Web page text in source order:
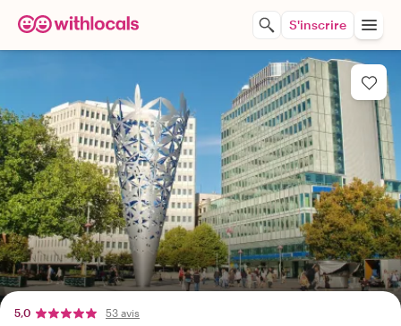
S'inscrire
5,0 53 avis